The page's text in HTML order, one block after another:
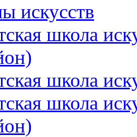
искусств
школа
школа
школа